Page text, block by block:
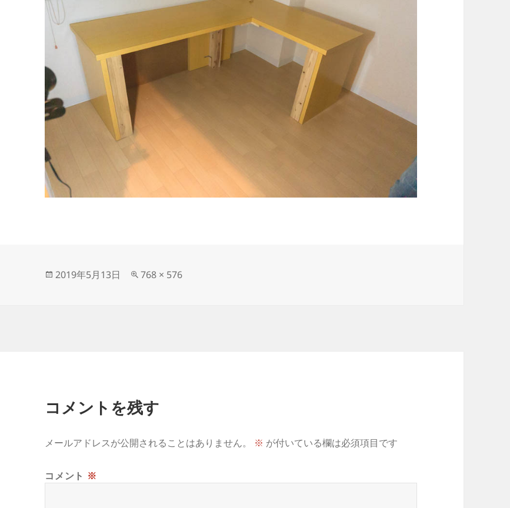
投
2019年5月13日
フ
768 × 576
コメントを残す
メールアドレスが公開されることはありません。 ※ が付いている欄は必須項目です
コメント ※